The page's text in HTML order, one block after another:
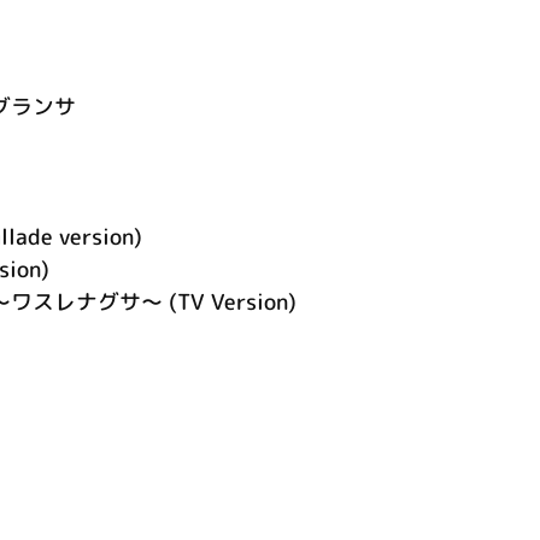
ランサ
version)
スレナグサ～ (TV Version)